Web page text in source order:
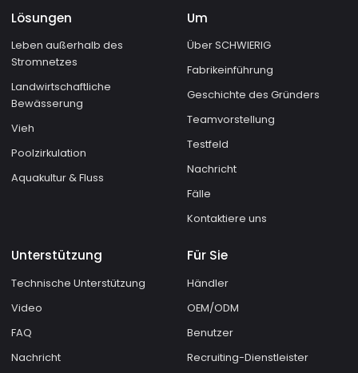
Lösungen
Leben außerhalb des
Stromnetzes
Landwirtschaftliche
Bewässerung
Vieh
Poolzirkulation
Aquakultur & Fluss
Um
Über SCHWIERIG
Fabrikeinführung
Geschichte des Gründers
Teamvorstellung
Testfeld
Nachricht
Fälle
Kontaktiere uns
Unterstützung
Technische Unterstützung
Video
FAQ
Nachricht
Für Sie
Händler
OEM/ODM
Benutzer
Recruiting-Dienstleister